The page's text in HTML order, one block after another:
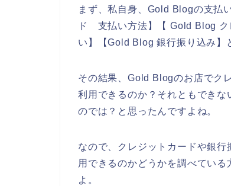
まず、私自身、Gold Blogの支払
ド 支払い方法】【 Gold Blog
い】【Gold Blog 銀行振り込み】
その結果、Gold Blogのお店でク
利用できるのか？それともでき
のでは？と思ったんですよね。
なので、クレジットカードや銀
用できるのかどうかを調べてい
よ。